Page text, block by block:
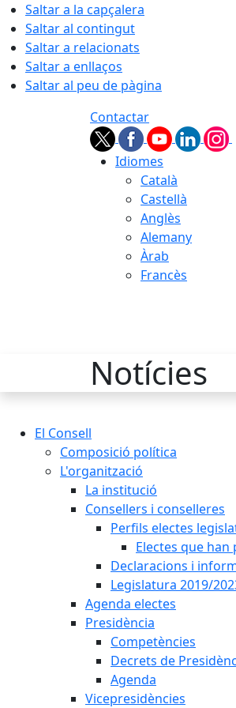
Saltar a la capçalera
Saltar al contingut
Saltar a relacionats
Saltar a enllaços
Saltar al peu de pàgina
Contactar
Idiomes
Català
Castellà
Anglès
Alemany
Àrab
Francès
Notícies
El Consell
Composició política
L'organització
La institució
Consellers i conselleres
Perfils electes
Electes que
Declaracions i
Legislatura 2019/
Agenda electes
Presidència
Competències
Decrets de
Agenda
Vicepresidències